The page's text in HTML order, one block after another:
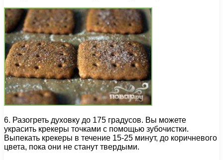
6. Разогреть духовку до 175 градусов. Вы можете
украсить крекеры точками с помощью зубочистки.
Выпекать крекеры в течение 15-25 минут, до коричневого
цвета, пока они не станут твердыми.